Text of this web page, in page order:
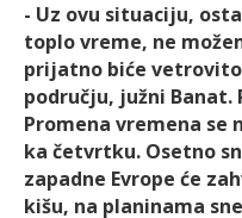
- Uz ovu situaciju,
toplo vreme, ne
prijatno biće
području, južni Banat.
Promena vremena se
ka četvrtku. Osetno
zapadne Evrope će
kišu, na planinama